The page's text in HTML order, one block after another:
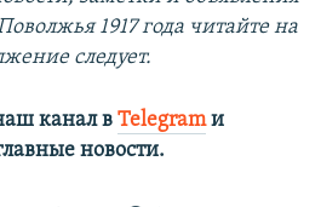
1917 года читайте на
следует.
канал в Telegramи
новости.